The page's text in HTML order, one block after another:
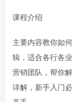
课程介绍
主要内容教你如
辑，适合各行各
营销团队，帮你
详解，新手入门